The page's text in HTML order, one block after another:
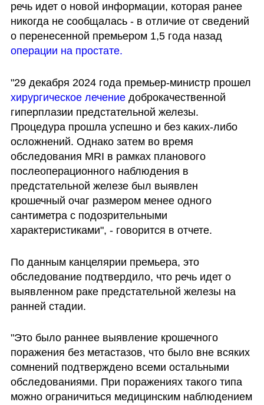
речь идет о новой информации, которая ранее
никогда не сообщалась - в отличие от сведений
о перенесенной премьером 1,5 года назад
операции на простате.
"29 декабря 2024 года премьер-министр прошел
хирургическое лечение доброкачественной
гиперплазии предстательной железы.
Процедура прошла успешно и без каких-либо
осложнений. Однако затем во время
обследования MRI в рамках планового
послеоперационного наблюдения в
предстательной железе был выявлен
крошечный очаг размером менее одного
сантиметра с подозрительными
характеристиками", - говорится в отчете.
По данным канцелярии премьера, это
обследование подтвердило, что речь идет о
выявленном раке предстательной железы на
ранней стадии.
"Это было раннее выявление крошечного
поражения без метастазов, что было вне всяких
сомнений подтверждено всеми остальными
обследованиями. При поражениях такого типа
можно ограничиться медицинским наблюдением